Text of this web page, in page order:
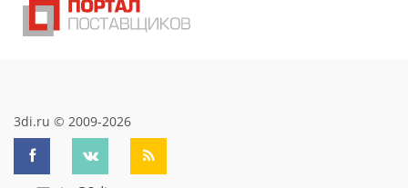
3di.ru © 2009-2026